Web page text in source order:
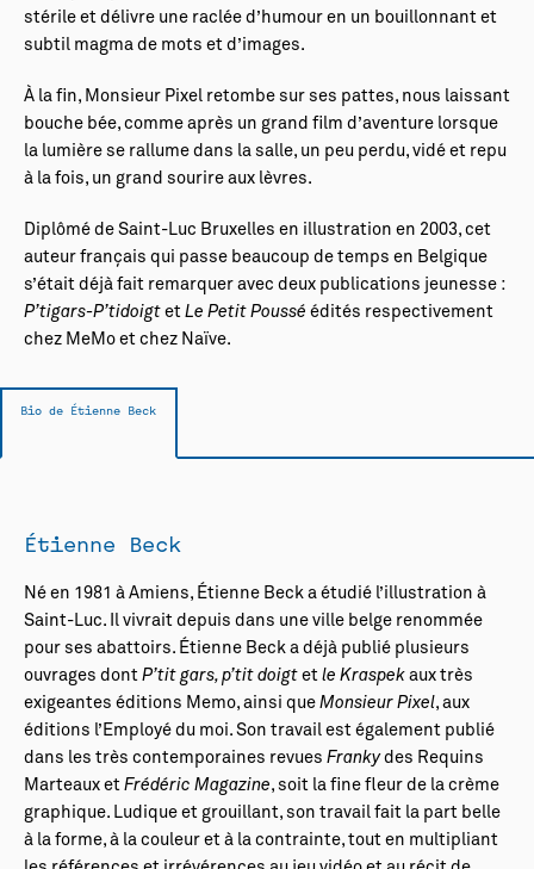
stérile et délivre une raclée d’humour en un bouillonnant et
subtil magma de mots et d’images.
À la fin, Monsieur Pixel retombe sur ses pattes, nous laissant
bouche bée, comme après un grand film d’aventure lorsque
la lumière se rallume dans la salle, un peu perdu, vidé et repu
à la fois, un grand sourire aux lèvres.
Diplômé de Saint-Luc Bruxelles en illustration en 2003, cet
auteur français qui passe beaucoup de temps en Belgique
s’était déjà fait remarquer avec deux publications jeunesse :
P’tigars-P’tidoigt et Le Petit Poussé édités respectivement
chez MeMo et chez Naïve.
Bio de Étienne Beck
Étienne Beck
Né en 1981 à Amiens, Étienne Beck a étudié l’illustration à
Saint-Luc. Il vivrait depuis dans une ville belge renommée
pour ses abattoirs. Étienne Beck a déjà publié plusieurs
ouvrages dont P’tit gars, p’tit doigt et le Kraspek aux très
exigeantes éditions Memo, ainsi que Monsieur Pixel, aux
éditions l’Employé du moi. Son travail est également publié
dans les très contemporaines revues Frankydes Requins
Marteaux et Frédéric Magazine, soit la fine fleur de la crème
graphique. Ludique et grouillant, son travail fait la part belle
à la forme, à la couleur et à la contrainte, tout en multipliant